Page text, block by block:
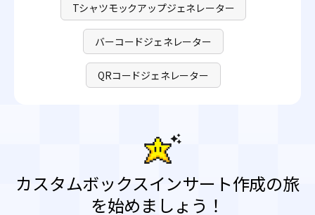
Tシャツモックアップジェネレーター
バーコードジェネレーター
QRコードジェネレーター
カスタムボックスインサート作成の旅
を始めましょう！